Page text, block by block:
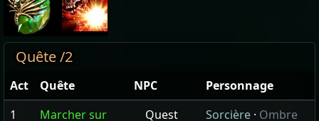
Quête /2
Act Quête NPC
Personnage
1
Marcher sur
Quest
Sorcière · Ombre